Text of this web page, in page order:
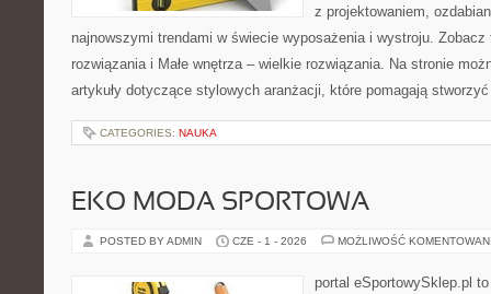
z projektowaniem,
najnowszymi trendami w świecie wyposażenia i wystroju. Zobacz
rozwiązania i Małe wnętrza – wielkie rozwiązania. Na stronie
artykuły dotyczące stylowych aranżacji, które pomagają
CATEGORIES: NAUKA
EKO MODA SPORTOWA
POSTED BY ADMIN CZE - 1 - 2026 MOŻLIWOŚĆ
portal eSportowySklep.pl